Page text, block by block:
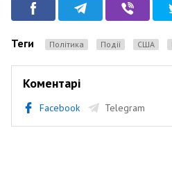
Теги Політика Події США
Коментарі
Facebook Telegram